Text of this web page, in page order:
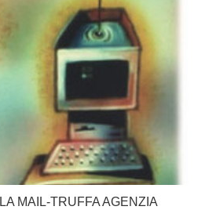
MAIL-TRUFFA AGENZIA